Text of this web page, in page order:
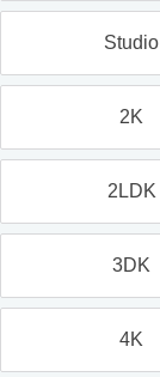
Studio
2K
2LDK
3DK
4K